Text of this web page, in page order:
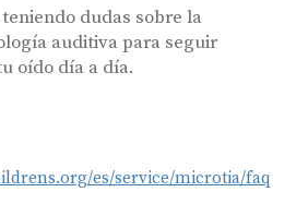
dudas sobre la
auditiva para seguir
oído día a día.
es/service/microtia/faq
Audífonos
auditivas
de descuento en tus
audífonos